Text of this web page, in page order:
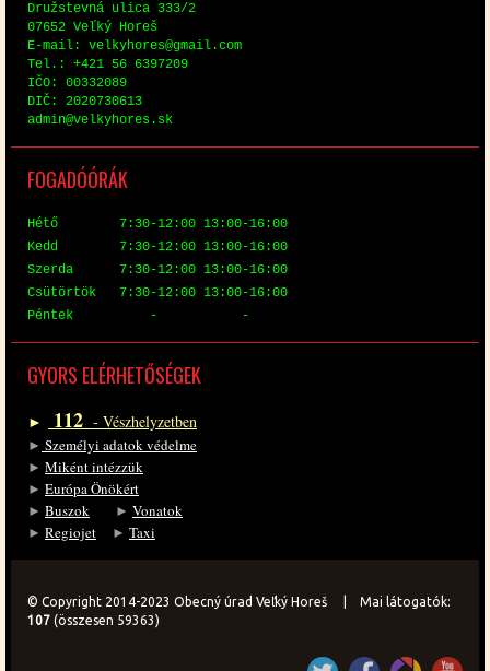
Družstev­ná uli­ca 333/2
07652 Veľký Horeš
E-mail: vel­ky­hores@​gmail.​com
Tel.: +421 56 6397209
IČO: 00332089
DIČ: 2020730613
ad­min@​vel​kyho​res.​sk
FO­GA­DÓ­ÓRÁK
Hé­tő 7:30-12:00 13:00-16:00
Kedd 7:30-12:00 13:00-16:00
Szer­da 7:30-12:00 13:00-16:00
Csü­tör­tök 7:30-12:00 13:00-16:00
Pén­tek - -
GYORS EL­ÉR­HE­TŐ­SÉ­GEK
► 112 - Vész­hely­zet­ben
► Sze­mé­lyi ada­tok vé­del­me
► Mi­ként in­téz­zük
► Eu­ró­pa Önö­kért
► Bu­szok ► Vo­na­tok
► Re­gi­o­jet ► Ta­xi
© Copyright 2014-2023 Obecný úrad Veľký Horeš | Mai látogatók:
107 (összesen 59363)